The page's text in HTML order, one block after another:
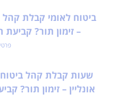
ביטוח לאומי קבלת קהל
– זימון תור?
שעות קבלת קהל ביטוח
אונליין – זימון תור?